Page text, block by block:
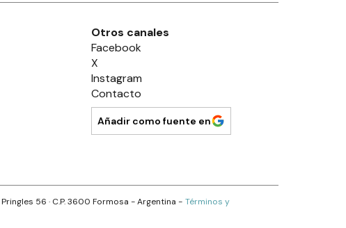
Otros canales
Facebook
X
Instagram
Contacto
Añadir como fuente en
Pringles 56 · C.P.3600 Formosa - Argentina - Términos y